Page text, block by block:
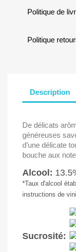
Politique de
Politique
Description
De délicats
généreuses
d’une délicate
bouche aux
Alcool:
*Taux d'alcool
instructions de
Sucrosité: